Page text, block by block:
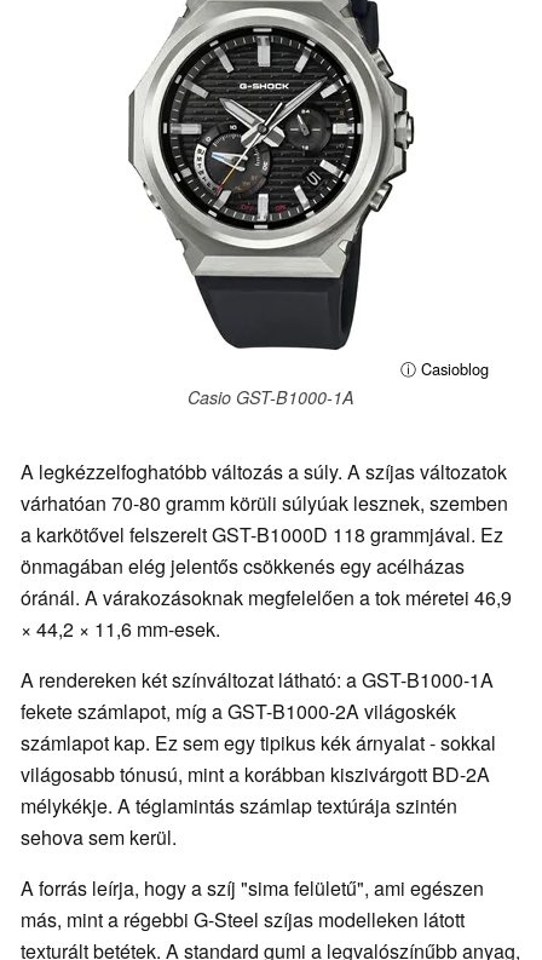
ⓘ Casioblog
Casio GST-B1000-1A
A legkézzelfoghatóbb változás a súly. A szíjas változatok
várhatóan 70-80 gramm körüli súlyúak lesznek, szemben
a karkötővel felszerelt GST-B1000D 118 grammjával. Ez
önmagában elég jelentős csökkenés egy acélházas
óránál. A várakozásoknak megfelelően a tok méretei 46,9
× 44,2 × 11,6 mm-esek.
A rendereken két színváltozat látható: a GST-B1000-1A
fekete számlapot, míg a GST-B1000-2A világoskék
számlapot kap. Ez sem egy tipikus kék árnyalat - sokkal
világosabb tónusú, mint a korábban kiszivárgott BD-2A
mélykékje. A téglamintás számlap textúrája szintén
sehova sem kerül.
A forrás leírja, hogy a szíj "sima felületű", ami egészen
más, mint a régebbi G-Steel szíjas modelleken látott
texturált betétek. A standard gumi a legvalószínűbb anyag,